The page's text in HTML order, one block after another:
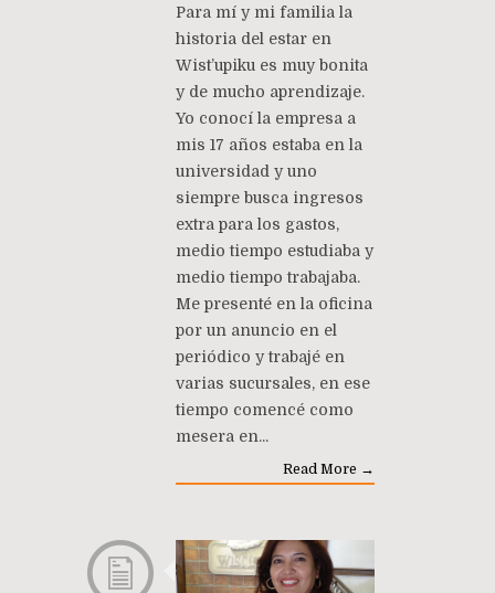
Para mí y mi familia la
historia del estar en
Wist’upiku es muy bonita
y de mucho aprendizaje.
Yo conocí la empresa a
mis 17 años estaba en la
universidad y uno
siempre busca ingresos
extra para los gastos,
medio tiempo estudiaba y
medio tiempo trabajaba.
Me presenté en la oficina
por un anuncio en el
periódico y trabajé en
varias sucursales, en ese
tiempo comencé como
mesera en...
Read More →